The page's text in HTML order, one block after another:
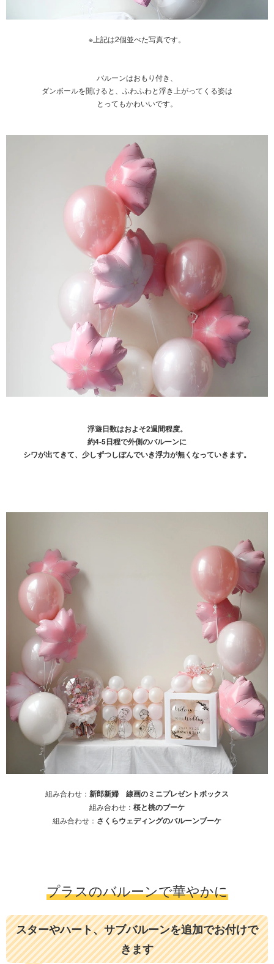
※上記は2個並べた写真です。
バルーンはおもり付き、
ダンボールを開けると、ふわふわと浮き上がってくる姿は
とってもかわいいです。
浮遊日数はおよそ2週間程度。
約4-5日程で外側のバルーンに
シワが出てきて、少しずつしぼんでいき浮力が無くなっていきます。
組み合わせ： 新郎新婦 線画のミニプレゼントボックス
組み合わせ： 桜と桃のブーケ
組み合わせ： さくらウェディングのバルーンブーケ
プラスのバルーンで華やかに
スターやハート、サブバルーンを追加でお付けで
きます